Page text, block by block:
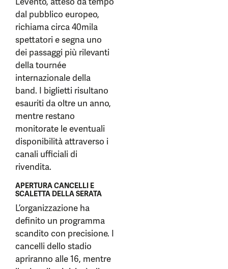
dal pubblico europeo,
richiama circa 40mila
spettatori e segna uno
dei passaggi più rilevanti
della tournée
internazionale della
band. I biglietti risultano
esauriti da oltre un anno,
mentre restano
monitorate le eventuali
disponibilità attraverso i
canali ufficiali di
rivendita.
APERTURA CANCELLI E
SCALETTA DELLA SERATA
L’organizzazione ha
definito un programma
scandito con precisione. I
cancelli dello stadio
apriranno alle 16, mentre